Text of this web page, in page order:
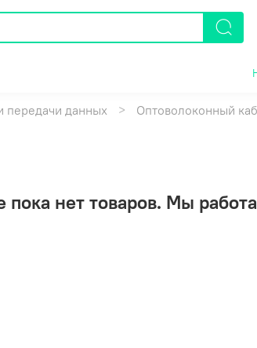
передачи данных Оптоволоконный
пока нет товаров. Мы